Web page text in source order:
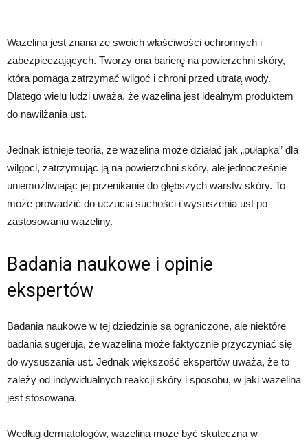
Wazelina jest znana ze swoich właściwości ochronnych i
zabezpieczających. Tworzy ona barierę na powierzchni skóry,
która pomaga zatrzymać wilgoć i chroni przed utratą wody.
Dlatego wielu ludzi uważa, że wazelina jest idealnym produktem
do nawilżania ust.
Jednak istnieje teoria, że wazelina może działać jak „pułapka” dla
wilgoci, zatrzymując ją na powierzchni skóry, ale jednocześnie
uniemożliwiając jej przenikanie do głębszych warstw skóry. To
może prowadzić do uczucia suchości i wysuszenia ust po
zastosowaniu wazeliny.
Badania naukowe i opinie
ekspertów
Badania naukowe w tej dziedzinie są ograniczone, ale niektóre
badania sugerują, że wazelina może faktycznie przyczyniać się
do wysuszania ust. Jednak większość ekspertów uważa, że to
zależy od indywidualnych reakcji skóry i sposobu, w jaki wazelina
jest stosowana.
Według dermatologów, wazelina może być skuteczna w